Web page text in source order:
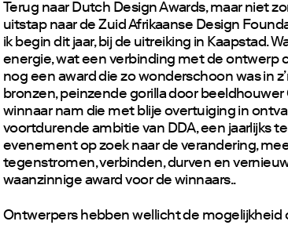
Terug naar Dutch Design Awards, maar niet
uitstap naar de Zuid Afrikaanse Design
ik begin dit jaar, bij de uitreiking in Kaapstad.
energie, wat een verbinding met de ontwerp
nog een award die zo wonderschoon was in
bronzen, peinzende gorilla door beeldhouwer
winnaar nam die met blije overtuiging in
voortdurende ambitie van DDA, een jaarlijks
evenement op zoek naar de verandering,
tegenstromen, verbinden, durven en
waanzinnige award voor de winnaars..
Ontwerpers hebben wellicht de mogelijkheid